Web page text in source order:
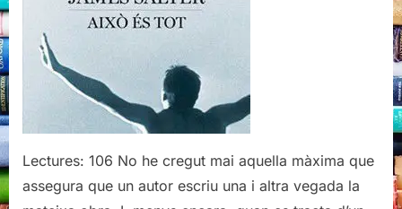
tot,
James
Lectures: 106 No he cregut mai aquella màxima que
assegura que un autor escriu una i altra vegada la